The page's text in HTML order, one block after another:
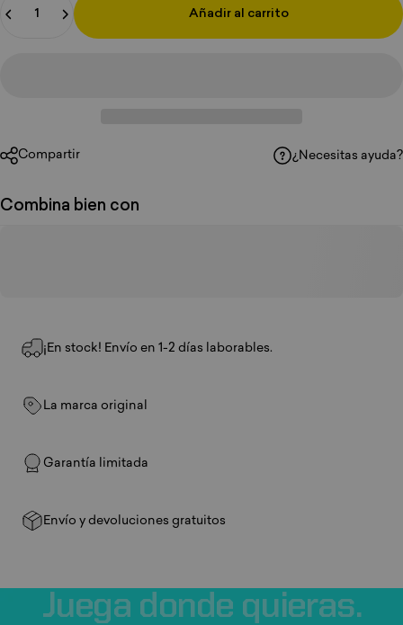
Añadir al carrito
Compartir ¿Necesitas ayuda?
Combina bien con
¡En stock! Envío en 1-2 días laborables.
La marca original
Garantía limitada
Envío y devoluciones gratuitos
Juega donde quieras.